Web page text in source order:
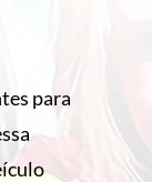
para